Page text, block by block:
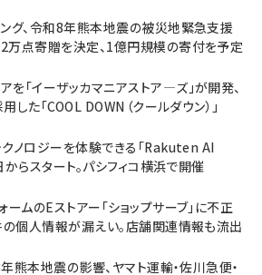
ング、令和8年熊本地震の被災地緊急支援
万点寄贈を決定、1億円規模の寄付を予定
を「イーザッカマニアストア―ズ」が開発、
した「COOL DOWN（クールダウン）」
ノロジーを体験できる「Rakuten AI
らスタート。パシフィコ横浜で開催
ームのEストアー「ショップサーブ」に不正
の個人情報が漏えい。店舗関連情報も流出
熊本地震の影響、ヤマト運輸・佐川急便・